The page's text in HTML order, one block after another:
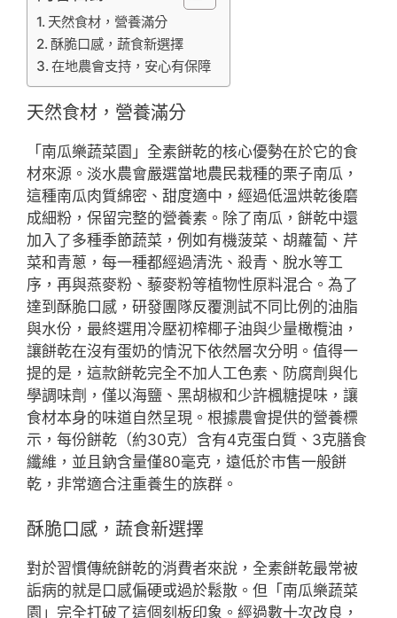
天然食材，營養滿分
酥脆口感，蔬食新選擇
在地農會支持，安心有保障
天然食材，營養滿分
「南瓜樂蔬菜園」全素餅乾的核心優勢在於它的食
材來源。淡水農會嚴選當地農民栽種的栗子南瓜，
這種南瓜肉質綿密、甜度適中，經過低溫烘乾後磨
成細粉，保留完整的營養素。除了南瓜，餅乾中還
加入了多種季節蔬菜，例如有機菠菜、胡蘿蔔、芹
菜和青蔥，每一種都經過清洗、殺青、脫水等工
序，再與燕麥粉、藜麥粉等植物性原料混合。為了
達到酥脆口感，研發團隊反覆測試不同比例的油脂
與水份，最終選用冷壓初榨椰子油與少量橄欖油，
讓餅乾在沒有蛋奶的情況下依然層次分明。值得一
提的是，這款餅乾完全不加人工色素、防腐劑與化
學調味劑，僅以海鹽、黑胡椒和少許楓糖提味，讓
食材本身的味道自然呈現。根據農會提供的營養標
示，每份餅乾（約30克）含有4克蛋白質、3克膳食
纖維，並且鈉含量僅80毫克，遠低於市售一般餅
乾，非常適合注重養生的族群。
酥脆口感，蔬食新選擇
對於習慣傳統餅乾的消費者來說，全素餅乾最常被
詬病的就是口感偏硬或過於鬆散。但「南瓜樂蔬菜
園」完全打破了這個刻板印象。經過數十次改良，